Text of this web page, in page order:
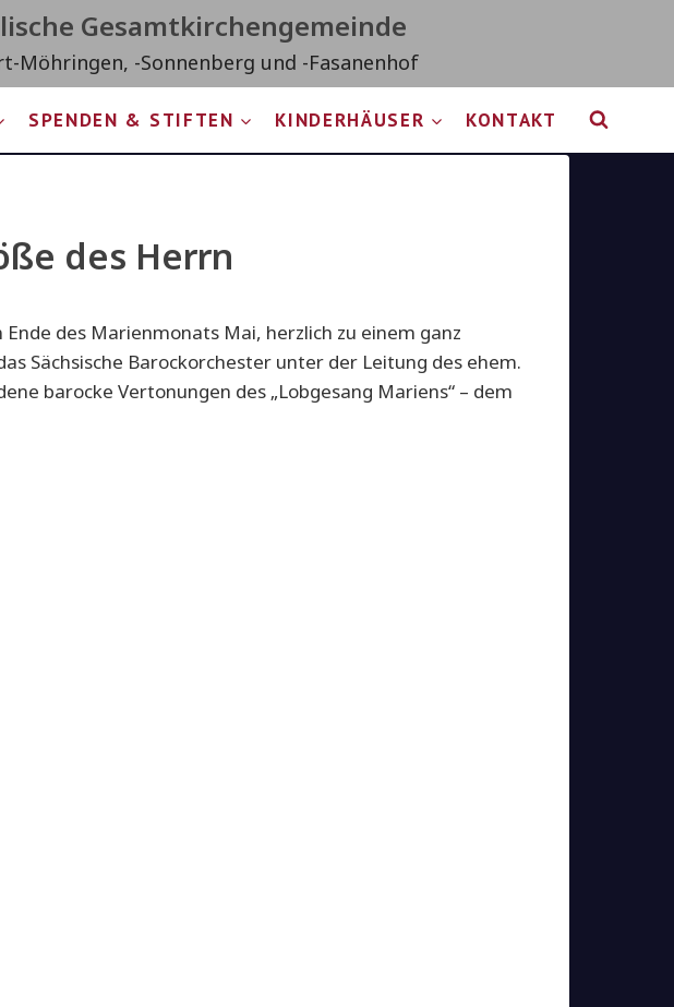
Gesamtkirchengemeinde
Möhringen, -Sonnenberg und -Fasanenhof
SPENDEN & STIFTEN KINDERHÄUSER KONTAKT
des Herrn
Ende des Marienmonats Mai, herzlich zu einem ganz
Sächsische Barockorchester unter der Leitung des ehem.
barocke Vertonungen des „Lobgesang Mariens“ – dem